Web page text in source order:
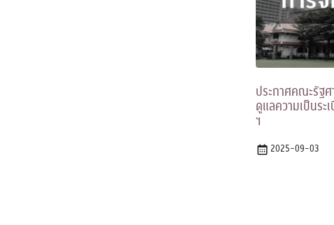
ประกาศคณะรัฐศ
ดูแลความเป็นระ
ฯ
2025-09-03